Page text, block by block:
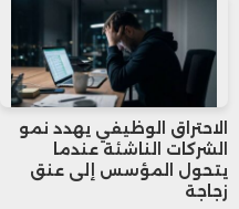
المالية في هذا الجانب.
يعكس هذا الأداء
الفرنسية في ضبط
رغم استمرار بعض
الاحتراق الوظيفي يهدد نمو
الشركات الناشئة عندما
يتحول المؤسس إلى عنق
زجاجة